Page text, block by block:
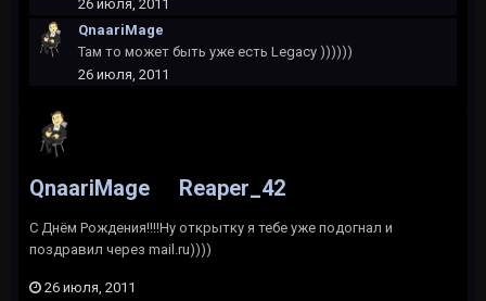
26 июля, 2011
QnaariMage
Там то может быть уже есть Legacy ))))))
26 июля, 2011
QnaariMage Reaper_42
С Днём Рождения!!!!Ну открытку я тебе уже подогнал и
поздравил через mail.ru))))
26 июля, 2011